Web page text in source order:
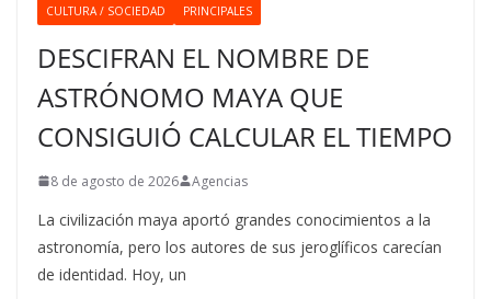
CULTURA / SOCIEDAD PRINCIPALES
DESCIFRAN EL NOMBRE DE
ASTRÓNOMO MAYA QUE
CONSIGUIÓ CALCULAR EL TIEMPO
8 de agosto de 2026 Agencias
La civilización maya aportó grandes conocimientos a la
astronomía, pero los autores de sus jeroglíficos carecían
de identidad. Hoy, un